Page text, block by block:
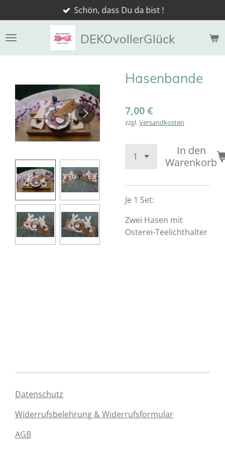
Hauptinhalt
springen
DEKOvollerGlück
Schön, dass Du da bist !
Hasenbande
7,00 €
zzgl.Versandkosten
In den
Warenkorb
Je 1 Set:
Zwei Hasen mit
Osterei-Teelichthalter
Datenschutz
Widerrufsbelehrung & Widerrufsformular
AGB